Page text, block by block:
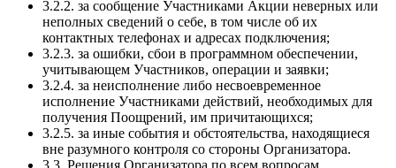
3.2.2. за сообщение Участниками Акции неверных или
неполных сведений о себе, в том числе об их
контактных телефонах и адресах подключения;
3.2.3. за ошибки, сбои в программном обеспечении,
учитывающем Участников, операции и заявки;
3.2.4. за неисполнение либо несвоевременное
исполнение Участниками действий, необходимых для
получения Поощрений, им причитающихся;
3.2.5. за иные события и обстоятельства, находящиеся
вне разумного контроля со стороны Организатора.
3.3. Решения Организатора по всем вопросам